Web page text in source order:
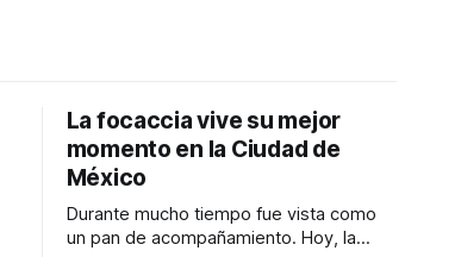
La focaccia vive su mejor
momento en la Ciudad de
México
Durante mucho tiempo fue vista como
un pan de acompañamiento. Hoy, la